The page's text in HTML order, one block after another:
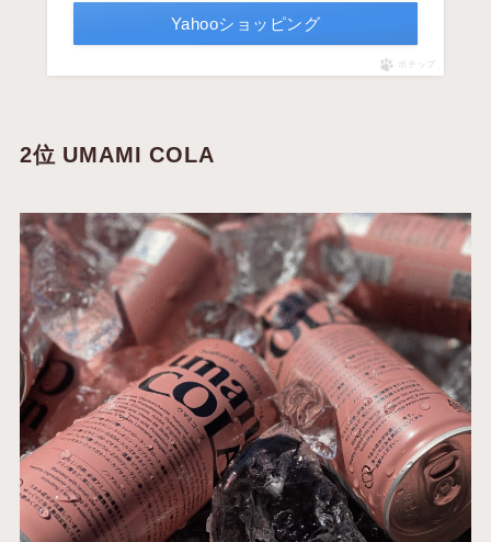
Yahooショッピング
ポチップ
2位 UMAMI COLA